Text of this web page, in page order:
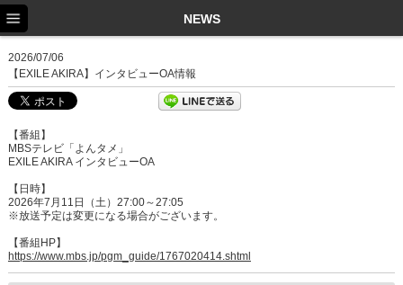
NEWS
2026/07/06
【EXILE AKIRA】インタビューOA情報
【番組】
MBSテレビ「よんタメ」
EXILE AKIRA インタビューOA
【日時】
2026年7月11日（土）27:00～27:05
※放送予定は変更になる場合がございます。
【番組HP】
https://www.mbs.jp/pgm_guide/1767020414.shtml
NEWS
SCHEDULE
DISCOGRAPHY
EX FAMILY